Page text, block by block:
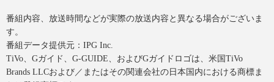
番組内容、放送時間などが実際の放送内容と異なる場合がございま
す。
番組データ提供元：IPG Inc.
TiVo、Gガイド、G-GUIDE、およびGガイドロゴは、米国TiVo
Brands LLCおよび／またはその関連会社の日本国内における商標ま